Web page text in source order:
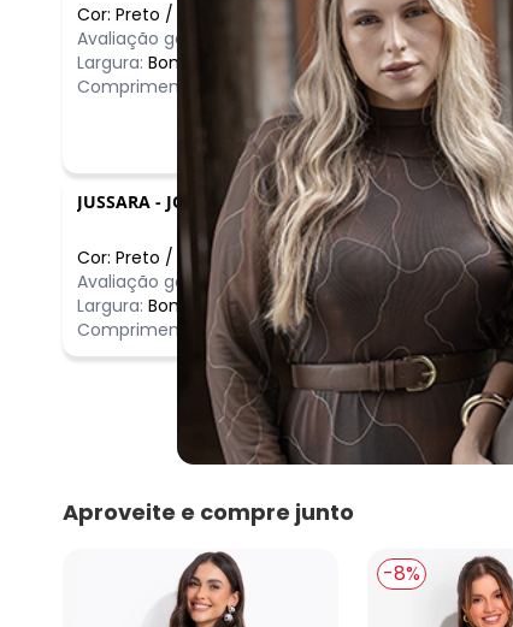
Cor: Preto /
Avaliação geral do produto: Bom
Largura: Bom
Comprimento:
JUSSARA - JOAO PESSOA - PB
Cor: Preto /
Avaliação geral do produto: Ótimo
Largura: Bom
Comprimento: Bom
lindo
Aproveite e compre junto
-8%